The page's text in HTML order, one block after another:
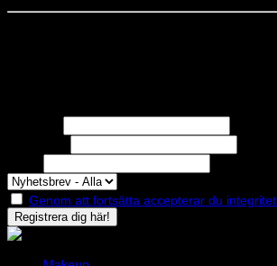
Genom att fortsätta accepterar du